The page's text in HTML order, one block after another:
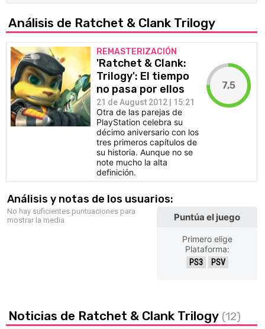
Análisis de Ratchet & Clank Trilogy
REMASTERIZACIÓN
'Ratchet & Clank:
Trilogy': El tiempo
no pasa por ellos
21 de August 2012 | 15:21
Otra de las parejas de
PlayStation celebra su
décimo aniversario con los
tres primeros capítulos de
su historia. Aunque no se
note mucho la alta
definición.
7,5
Análisis y notas de los usuarios:
No hay suficientes puntuaciones para
mostrar la media
Puntúa el juego
Primero elige
Plataforma:
PS3 PSV
Noticias de Ratchet & Clank Trilogy (12)